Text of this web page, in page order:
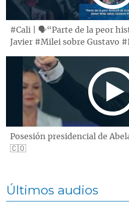
#Cali | 🗣“Parte de la peor
Javier #Milei sobre Gustavo
Posesión presidencial de
🇨🇴
Últimos audios